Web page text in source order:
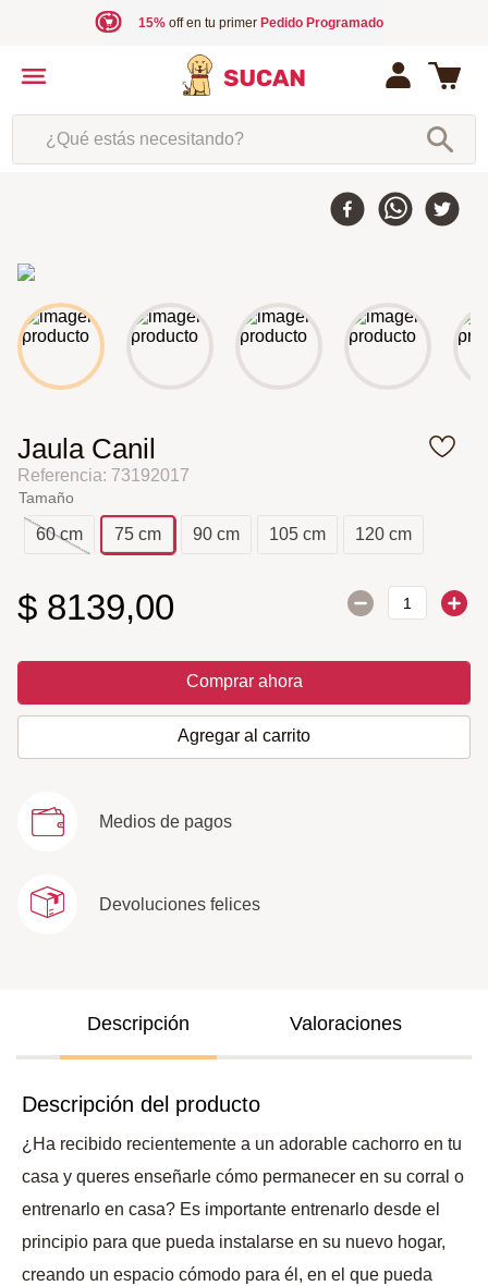
15%off en tu primer Pedido Programado
¿Qué estás necesitando?
Jaula Canil
Referencia: 73192017
Tamaño
60 cm 75 cm 90 cm 105 cm 120 cm
$ 8139,00
Comprar ahora
Agregar al carrito
Medios de pagos
Devoluciones felices
Descripción Valoraciones
Descripción del producto
¿Ha recibido recientemente a un adorable cachorro en tu
casa y queres enseñarle cómo permanecer en su corral o
entrenarlo en casa? Es importante entrenarlo desde el
principio para que pueda instalarse en su nuevo hogar,
creando un espacio cómodo para él, en el que pueda